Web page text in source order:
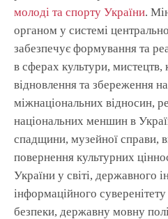
молоді та спорту України.
органом у системі
забезпечує формування та
в сферах культури, мистецтв,
відновлення та збереження
міжнаціональних відносин,
національних меншин в
спадщини, музейної справи,
повернення культурних
України у світі, державного
інформаційного
безпеки, державну мовну